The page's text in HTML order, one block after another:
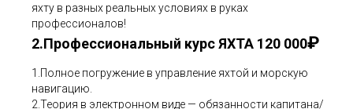
яхту в разных реальных условиях в руках
профессионалов!
2.Профессиональный курс ЯХТА 120 000₽
1.Полное погружение в управление яхтой и морскую
навигацию.
2.Теория в электронном виде — обязанности капитана/